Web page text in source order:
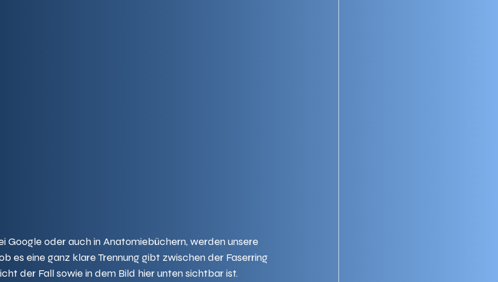
Google oder auch in Anatomiebüchern, werden unsere
es eine ganz klare Trennung gibt zwischen der Faserring
der Fall sowie in dem Bild hier unten sichtbar ist.